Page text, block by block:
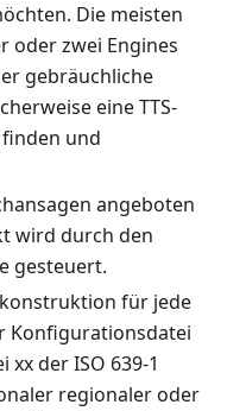
Die meisten
oder zwei Engines
gebräuchliche
eine TTS-
und
angeboten
wird durch den
gesteuert.
für jede
Konfigurationsdatei
xx der ISO 639-1
regionaler oder